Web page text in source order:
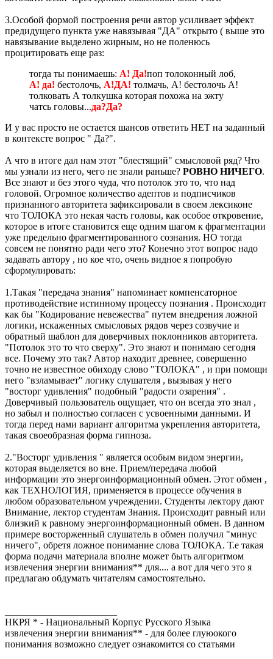
3.Особой формой построения речи автор усиливает эффект
предидущего пункта уже навязывая "ДА" открыто ( выше это
навязывание выделено жирным, но не поленюсь
процитировать еще раз:
тогда ты понимаешь: А! Да!поп толоконный лоб,
А! да! бестолочь, А!ДА! толмачь, А! бестолочь А!
толковать А толкушка которая похожа на эжту
чатсь головы...да?Да?
И у вас просто не остается шансов ответить НЕТ на заданный
в контексте вопрос " Да?".
А что в итоге дал нам этот "блестящий" смысловой ряд? Что
мы узнали из него, чего не знали раньше? РОВНО НИЧЕГО.
Все знают и без этого чуда, что потолок это то, что над
головой. Огромное количество адептов и подписчиков
признанного авторитета зафиксировали в своем лексиконе
что ТОЛОКА это некая часть головы, как особое откровение,
которое в итоге становится еще одним шагом к фрагментации
уже предельно фрагментированного сознания. НО тогда
совсем не понятно ради чего это? Конечно этот вопрос надо
задавать автору , но кое что, очень видное я попробую
сформулировать:
1.Такая "передача знания" напоминает компенсаторное
противодействие истинному процессу познания . Происходит
как бы "Кодирование невежества" путем внедрения ложной
логики, искаженных смысловых рядов через созвучие и
обратный шаблон для доверчивых поклонников авторитета.
"Потолок это то что сверху". Это знают и понимаю сегодня
все. Почему это так? Автор находит древнее, совершенно
точно не известное обиходу слово "ТОЛОКА" , и при помощи
него "взламывает" логику слушателя , вызывая у него
"восторг удивления" подобный "радости озарения" .
Доверчивый пользователь ощущает, что он всегда это знал ,
но забыл и полностью согласен с усвоенными данными. И
тогда перед нами вариант алгоритма укрепления авторитета,
такая своеобразная форма гипноза.
2."Восторг удивления " является особым видом энергии,
которая выделяется во вне. Прием/передача любой
информации это энергоинформационный обмен. Этот обмен ,
как ТЕХНОЛОГИЯ, применяется в процессе обучения в
любом образовательном учреждении. Студенты лектору дают
Внимание, лектор студентам Знания. Происходит равный или
близкий к равному энергоинформационный обмен. В данном
примере восторженный слушатель в обмен получил "минус
ничего", обретя ложное понимание слова ТОЛОКА. Т.е такая
форма подачи материала вполне может быть алгоритмом
извлечения энергии внимания** для.... а вот для чего это я
предлагаю обдумать читателям самостоятельно.
НКРЯ * - Национальный Корпус Русского Языка
извлечения энергии внимания** - для более глуюокого
понимания возможно следует ознакомится со статьями